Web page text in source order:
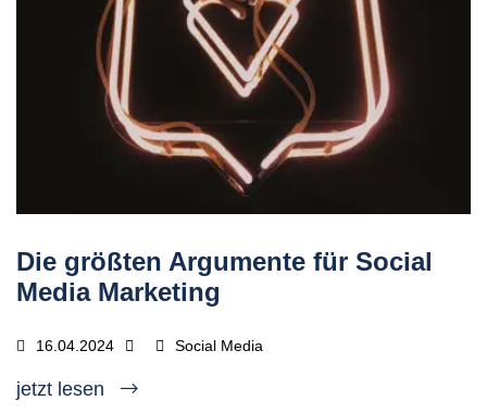
Die größten Argumente für Social
Media Marketing
16.04.2024 Social Media
jetzt lesen